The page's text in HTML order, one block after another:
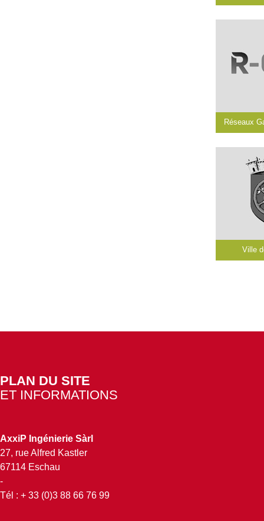
Réseaux
Ville
PLAN DU SITE
ET INFORMATIONS
AxxiP Ingénierie Sàrl
27, rue Alfred Kastler
67114 Eschau
-
Tél : + 33 (0)3 88 66 76 99